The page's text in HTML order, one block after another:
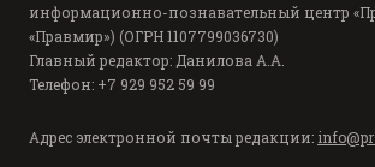
информационно-познавательный центр
«Правмир») (ОГРН 1107799036730)
Главный редактор: Данилова А.А.
Телефон: +7 929 952 59 99
Адрес электронной почты редакции: